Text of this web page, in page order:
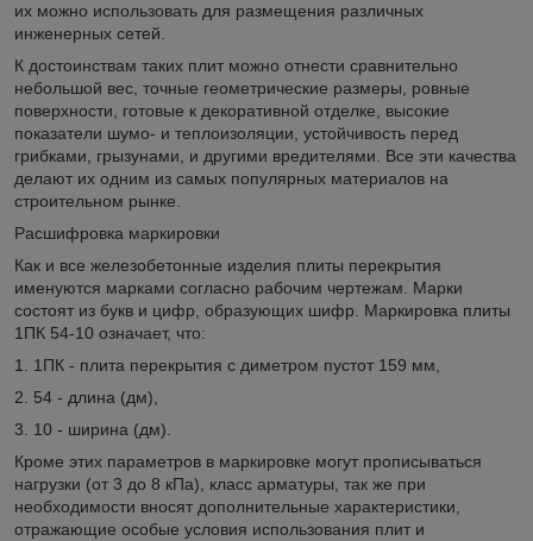
их можно использовать для размещения различных
инженерных сетей.
К достоинствам таких плит можно отнести сравнительно
небольшой вес, точные геометрические размеры, ровные
поверхности, готовые к декоративной отделке, высокие
показатели шумо- и теплоизоляции, устойчивость перед
грибками, грызунами, и другими вредителями. Все эти качества
делают их одним из самых популярных материалов на
строительном рынке.
Расшифровка маркировки
Как и все железобетонные изделия плиты перекрытия
именуются марками согласно рабочим чертежам. Марки
состоят из букв и цифр, образующих шифр. Маркировка плиты
1ПК 54-10 означает, что:
1. 1ПК - плита перекрытия с диметром пустот 159 мм,
2. 54 - длина (дм),
3. 10 - ширина (дм).
Кроме этих параметров в маркировке могут прописываться
нагрузки (от 3 до 8 кПа), класс арматуры, так же при
необходимости вносят дополнительные характеристики,
отражающие особые условия использования плит и